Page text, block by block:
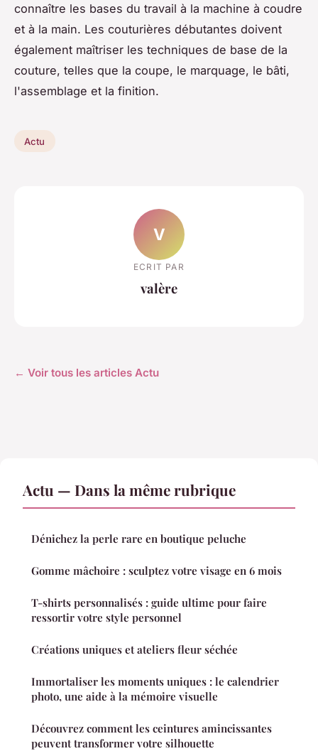
connaître les bases du travail à la machine à coudre
et à la main. Les couturières débutantes doivent
également maîtriser les techniques de base de la
couture, telles que la coupe, le marquage, le bâti,
l'assemblage et la finition.
Actu
V
ECRIT PAR
valère
← Voir tous les articles Actu
Actu — Dans la même rubrique
Dénichez la perle rare en boutique peluche
Gomme mâchoire : sculptez votre visage en 6 mois
T-shirts personnalisés : guide ultime pour faire
ressortir votre style personnel
Créations uniques et ateliers fleur séchée
Immortaliser les moments uniques : le calendrier
photo, une aide à la mémoire visuelle
Découvrez comment les ceintures amincissantes
peuvent transformer votre silhouette